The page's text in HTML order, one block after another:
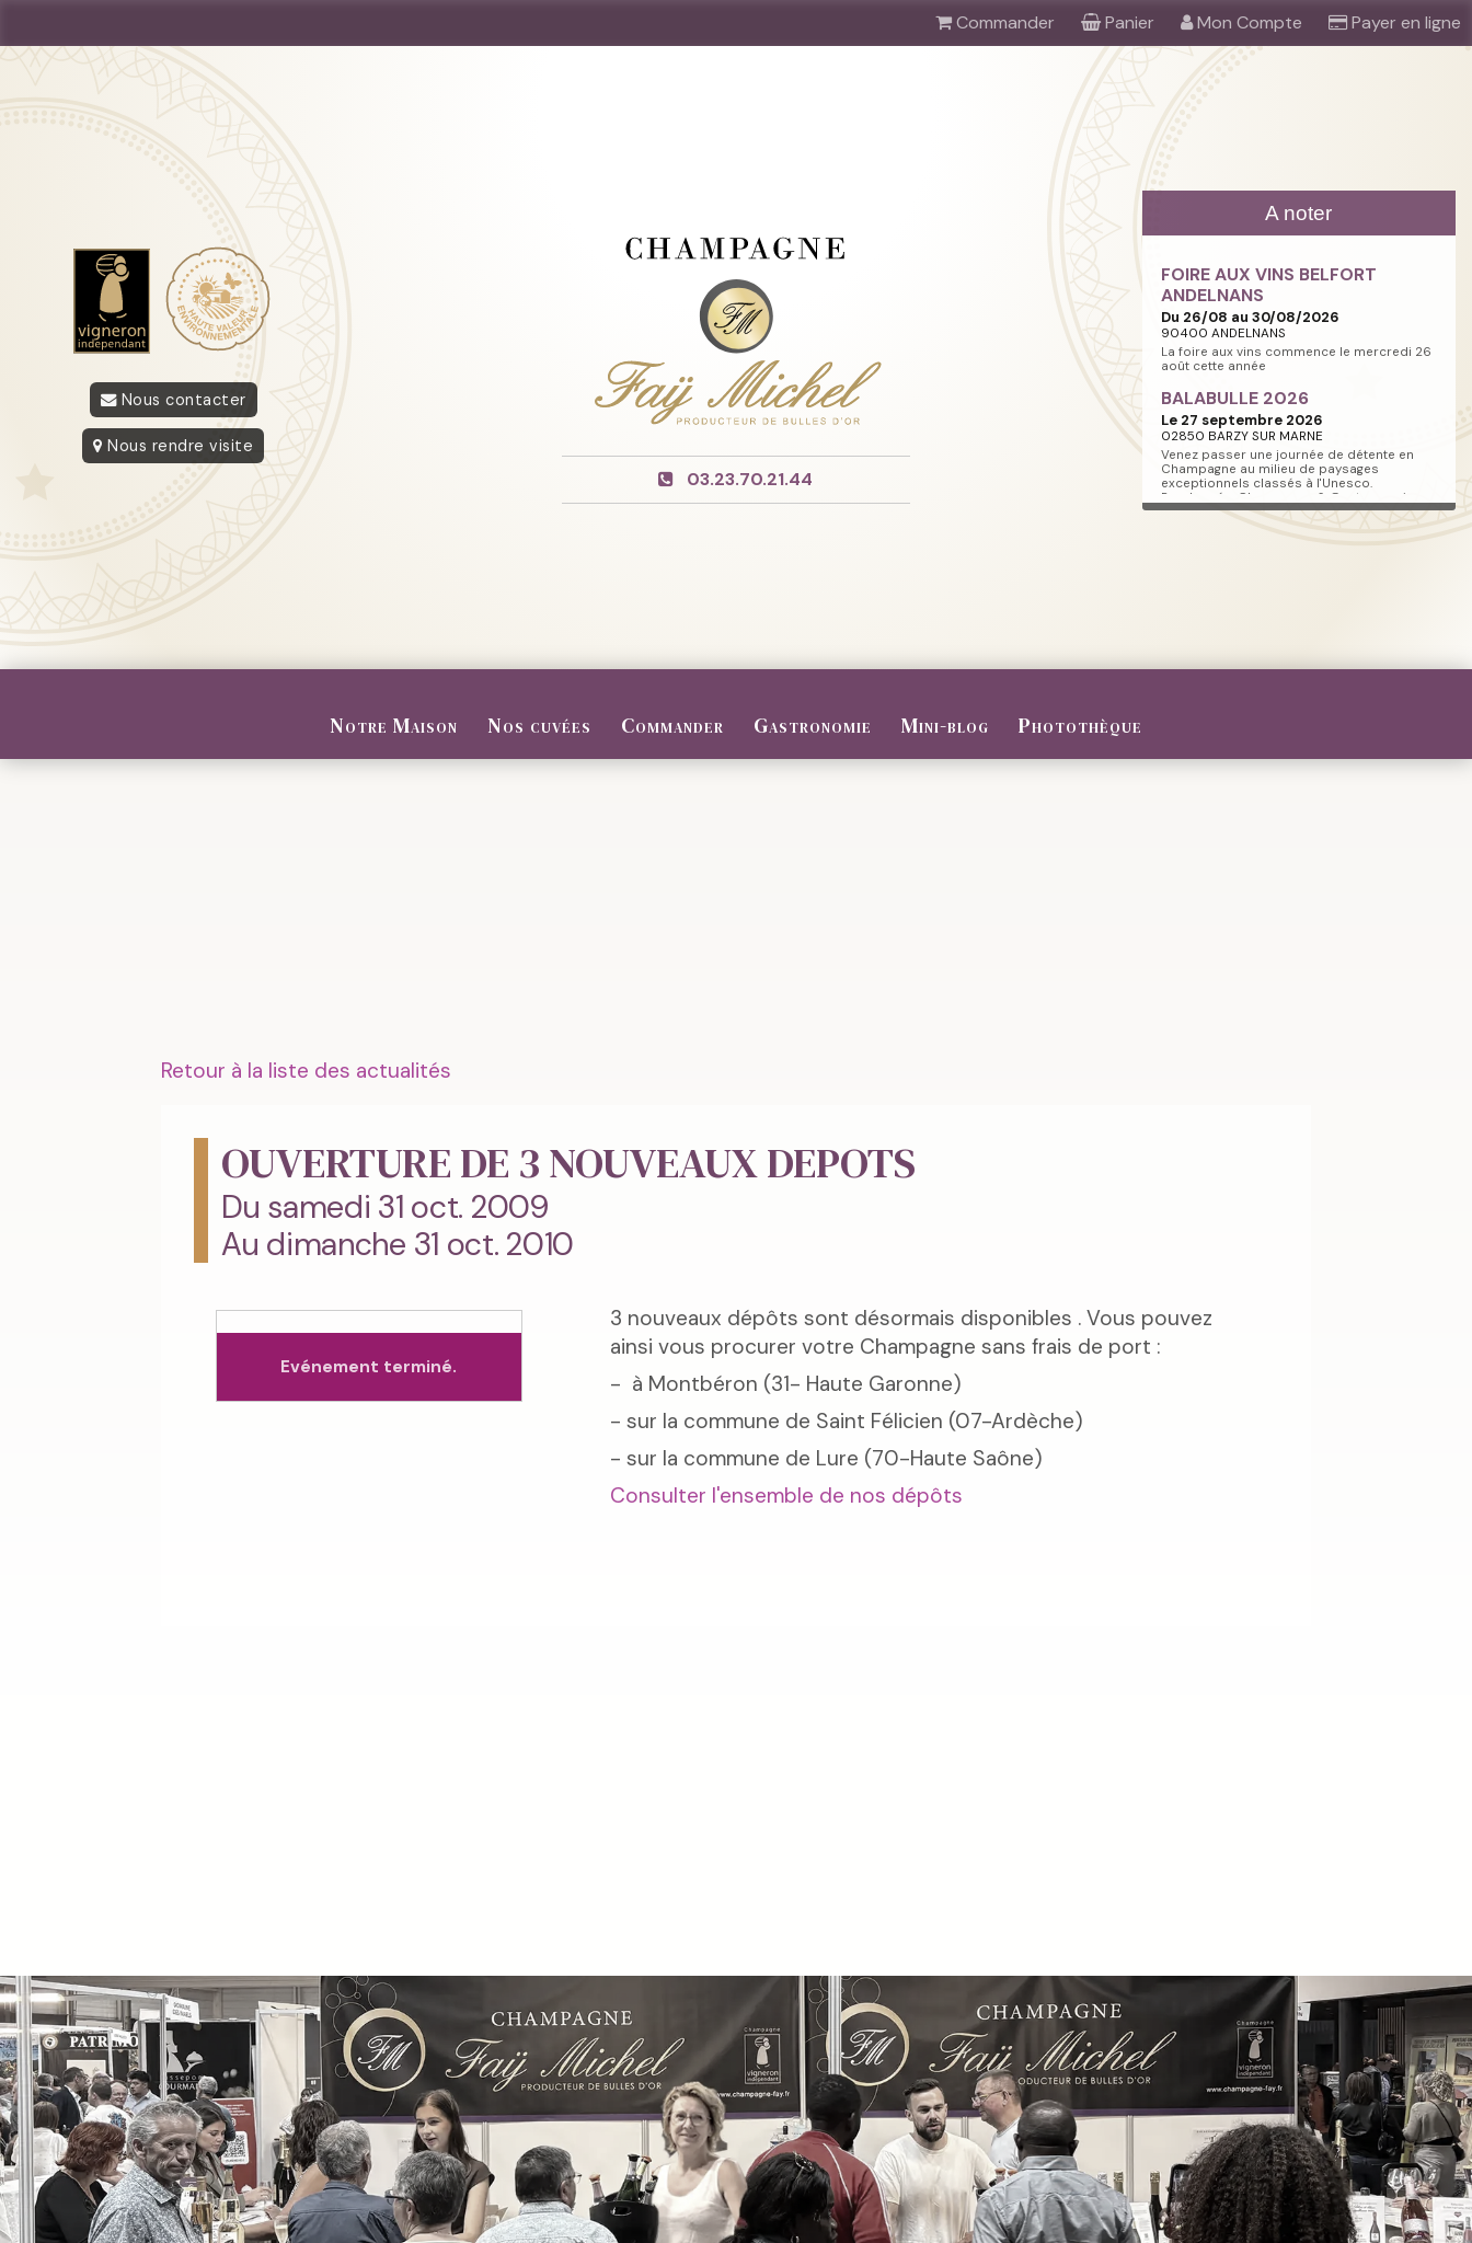
Commander Panier Mon Compte Payer en ligne
Nous contacter
Nous rendre visite
03.23.70.21.44
A noter
FOIRE AUX VINS BELFORT
ANDELNANS
Du 26/08 au 30/08/2026
90400 ANDELNANS
La foire aux vins commence le mercredi 26
août cette année
BALABULLE 2026
Le 27 septembre 2026
02850 BARZY SUR MARNE
Venez passer une journée de détente en
Champagne au milieu de paysages
exceptionnels classés à l'Unesco.
Randonnée, Champagne & Gastronomie au
RDV.
Notre Maison Nos cuvées Commander Gastronomie Mini-blog Photothèque
Retour à la liste des actualités
OUVERTURE DE 3 NOUVEAUX DEPOTS
Du samedi 31 oct. 2009
Au dimanche 31 oct. 2010
Evénement terminé.
3 nouveaux dépôts sont désormais disponibles . Vous pouvez
ainsi vous procurer votre Champagne sans frais de port :
- à Montbéron (31- Haute Garonne)
- sur la commune de Saint Félicien (07-Ardèche)
- sur la commune de Lure (70-Haute Saône)
Consulter l'ensemble de nos dépôts